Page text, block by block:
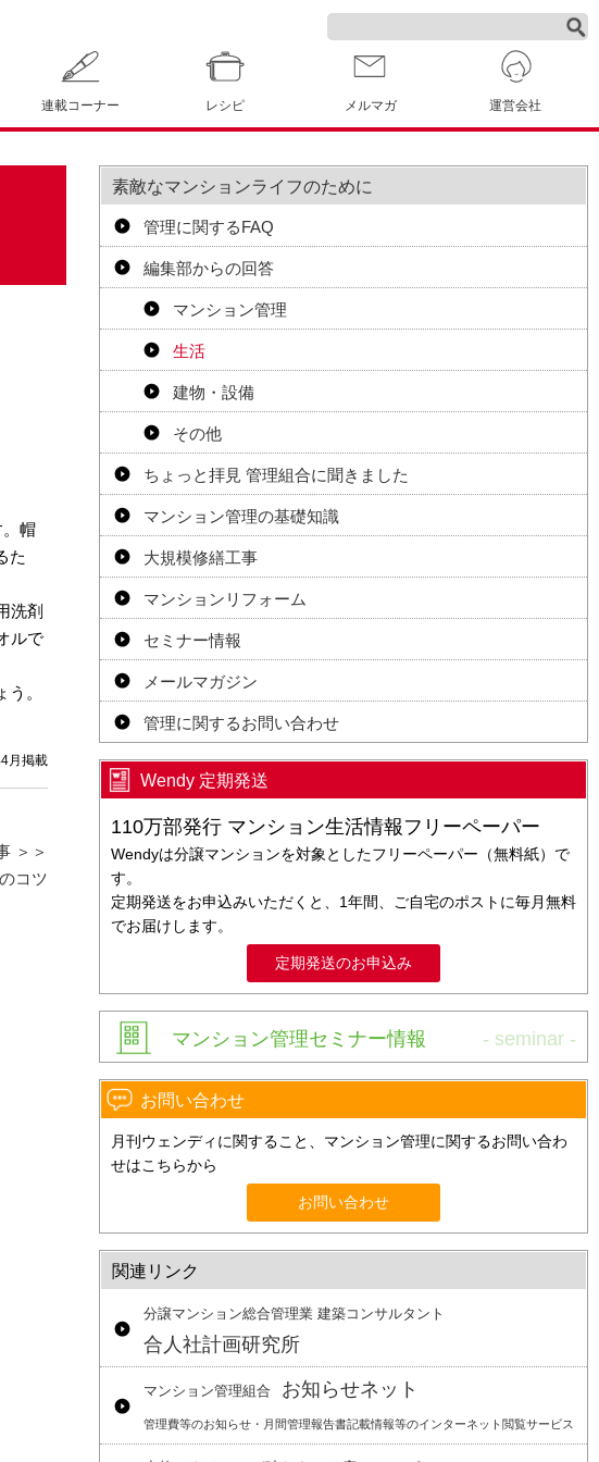
連載コーナー レシピ メルマガ 運営会社
帽
た
洗剤
ルで
。
月掲載
＞＞
コツ
素敵なマンションライフのために
管理に関するFAQ
編集部からの回答
マンション管理
生活
建物・設備
その他
ちょっと拝見 管理組合に聞きました
マンション管理の基礎知識
大規模修繕工事
マンションリフォーム
セミナー情報
メールマガジン
管理に関するお問い合わせ
Wendy 定期発送
110万部発行 マンション生活情報フリーペーパー
Wendyは分譲マンションを対象としたフリーペーパー（無料紙）で
す。
定期発送をお申込みいただくと、1年間、ご自宅のポストに毎月無料
でお届けします。
定期発送のお申込み
マンション管理セミナー情報
お問い合わせ
月刊ウェンディに関すること、マンション管理に関するお問い合わ
せはこちらから
お問い合わせ
関連リンク
分譲マンション総合管理業 建築コンサルタント
合人社計画研究所
マンション管理組合 お知らせネット
管理費等のお知らせ・月間管理報告書記載情報等のインターネット閲覧サービス